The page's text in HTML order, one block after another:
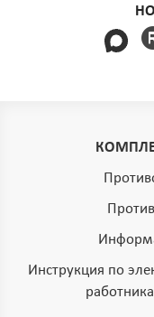
Инструкция по